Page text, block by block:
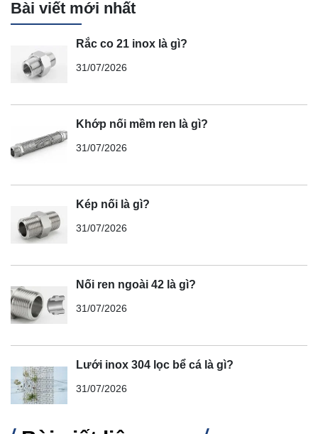
Bài viết mới nhất
Rắc co 21 inox là gì?
31/07/2026
Khớp nối mềm ren là gì?
31/07/2026
Kép nối là gì?
31/07/2026
Nối ren ngoài 42 là gì?
31/07/2026
Lưới inox 304 lọc bể cá là gì?
31/07/2026